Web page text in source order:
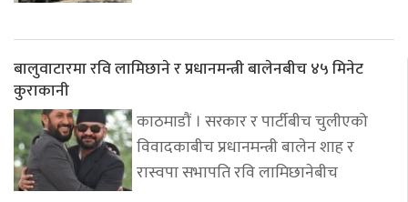
बालुवाटारमा रवि लामिछाने र प्रधानमन्त्री बालेनबीच ४५ मिनेट
कुराकानी
काठमाडौं । सरकार र पार्टीबीच चुलीएको
विवादकाबीच प्रधानमन्त्री बालेन शाह र
रास्वपा सभापति रवि लामिछानेबीच